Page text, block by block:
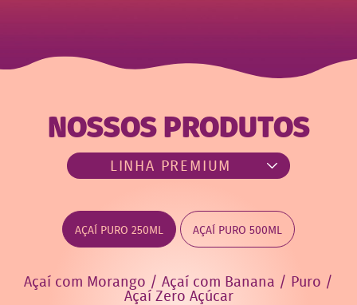
NOSSOS PRODUTOS
AÇAÍ PURO 250ML AÇAÍ PURO 500ML
Açaí com Morango / Açaí com Banana / Puro /
Açaí Zero Açúcar